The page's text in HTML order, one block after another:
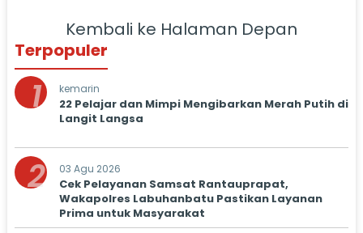
Kembali ke Halaman Depan
Terpopuler
1 kemarin
22 Pelajar dan Mimpi Mengibarkan Merah Putih di
Langit Langsa
2 03 Agu 2026
Cek Pelayanan Samsat Rantauprapat,
Wakapolres Labuhanbatu Pastikan Layanan
Prima untuk Masyarakat